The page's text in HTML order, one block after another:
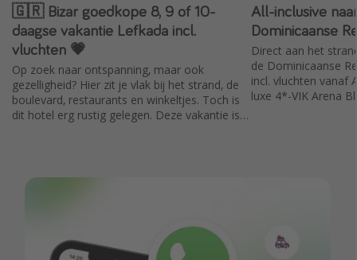
🇬🇷 Bizar goedkope 8, 9 of 10-
daagse vakantie Lefkada incl.
vluchten 💗
Op zoek naar ontspanning, maar ook
gezelligheid? Hier zit je vlak bij het strand, de
boulevard, restaurants en winkeltjes. Toch is
dit hotel erg rustig gelegen. Deze vakantie is
All-inclusive
Dominicaanse
Direct aan het
de Dominicaanse
incl. vluchten vanaf
luxe 4*-VIK Arena